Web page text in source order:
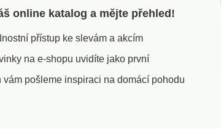
online katalog a mějte přehled!
přístup ke slevám a akcím
na e-shopu uvidíte jako první
vám pošleme inspiraci na domácí pohodu